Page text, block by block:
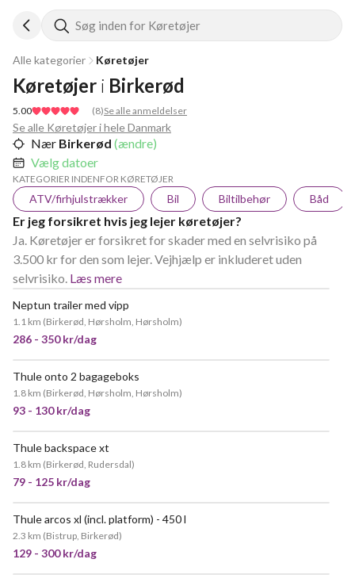
Søg inden for Køretøjer
Alle kategorier Køretøjer
5.00 (8)Se alle anmeldelser
Køretøjer i Birkerød
Se alle Køretøjer i hele Danmark
Nær Birkerød (ændre)
Vælg datoer
KATEGORIER INDENFOR KØRETØJER
ATV/firhjulstrækker Bil Biltilbehør Båd
Er jeg forsikret hvis jeg lejer køretøjer?
Ja. Køretøjer er forsikret for skader med en selvrisiko på
3.500 kr for den som lejer. Vejhjælp er inkluderet uden
selvrisiko. Læs mere
Neptun trailer med vipp
1.1 km (Birkerød, Hørsholm, Hørsholm)
286 - 350 kr/dag
Thule onto 2 bagageboks
1.8 km (Birkerød, Hørsholm, Hørsholm)
93 - 130 kr/dag
Thule backspace xt
1.8 km (Birkerød, Rudersdal)
79 - 125 kr/dag
Thule arcos xl (incl. platform) - 450 l
2.3 km (Bistrup, Birkerød)
129 - 300 kr/dag